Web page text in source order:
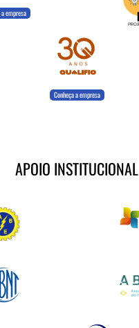
empresa
Conheça a empresa
APOIO INSTITUCIONAL